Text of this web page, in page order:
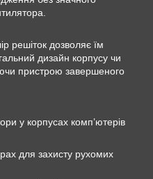
решіток дозволяє їм
дизайн корпусу чи
пристрою завершеного
у корпусах комп’ютерів
для захисту рухомих